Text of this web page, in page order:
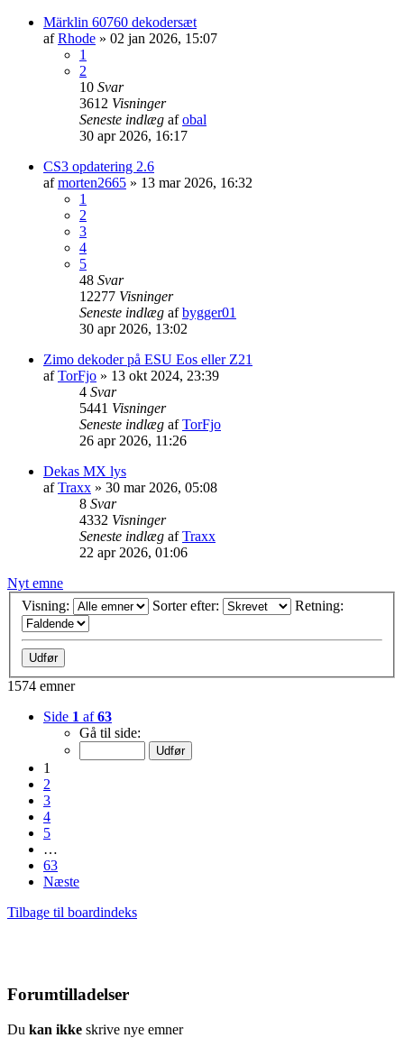
Märklin 60760 dekodersæt
afRhode » 02 jan 2026, 15:07
1
2
10 Svar
3612 Visninger
Seneste indlæg afobal
30 apr 2026, 16:17
CS3 opdatering 2.6
afmorten2665 » 13 mar 2026, 16:32
1
2
3
4
5
48 Svar
12277 Visninger
Seneste indlæg afbygger01
30 apr 2026, 13:02
Zimo dekoder på ESU Eos eller Z21
afTorFjo » 13 okt 2024, 23:39
4 Svar
5441 Visninger
Seneste indlæg afTorFjo
26 apr 2026, 11:26
Dekas MX lys
afTraxx » 30 mar 2026, 05:08
8 Svar
4332 Visninger
Seneste indlæg afTraxx
22 apr 2026, 01:06
Nyt emne
Visning:
Sorter efter: Retning:
1574 emner
Side 1 af63
Gå til side:
1
2
3
4
5
…
63
Næste
Tilbage til boardindeks
Forumtilladelser
Du kan ikke skrive nye emner